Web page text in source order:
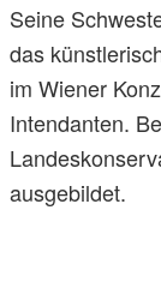
Seine
das
im Wiener
Intendanten.
ausgebildet.